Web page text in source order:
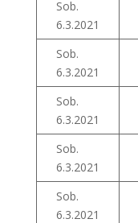
Sob.
6.3.2021
Sob.
6.3.2021
Sob.
6.3.2021
Sob.
6.3.2021
Sob.
6.3.2021